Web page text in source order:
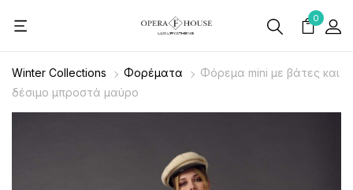
0
Winter Collections Φορέματα
Φόρεμα mini με βάτες και
δέσιμο μπροστά μαύρο